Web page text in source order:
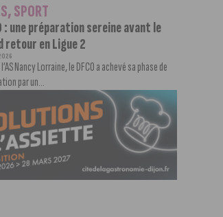
,SPORT
: une préparation sereine avant le
retour en Ligue 2
Nancy Lorraine, le DFCO a achevé sa phase de
par un...